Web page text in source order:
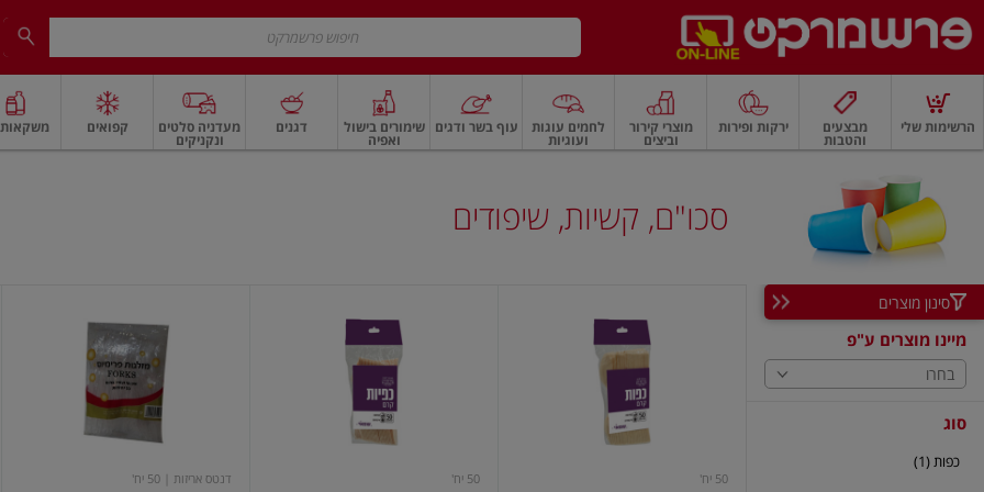
דלג לתפריט הקטגוריות
דלג לתוכן הראשי
דלג לתפריט התחתון
הרשימות שלי מבצעים
והטבות
ירקות ופירות מוצרי קירור
וביצים
לחמים עוגות
ועוגיות
עוף בשר ודגים שימורים בישול
ואפיה
דגנים מעדניה סלטים
ונקניקים
קפואים משקאות
ירקותירקותעלים ועשבי תיבולפירותפירותפירות יבשים ואגוזיםפירות יבשים ארוזפיצוחים, אגוזים וגרעיניםביציםביצים טריותחלב ומשקאות חלב
סכו"ם, קשיות, שיפודים
סינון מוצרים
מיינו מוצרים ע"פ
בחרו
סוג
כפות (1)
50 יח' 50 יח' דנטס אריזות